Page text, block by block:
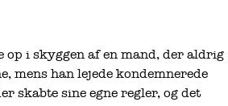
op i skyggen af en mand, der aldrig
mens han lejede kondemnerede
skabte sine egne regler, og det